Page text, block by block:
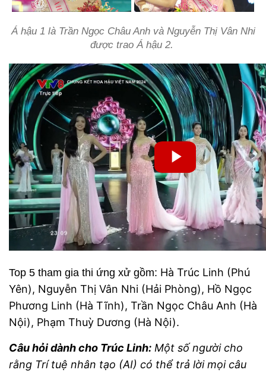
Á hậu 1 là Trần Ngọc Châu Anh và Nguyễn Thị Vân Nhi
được trao Á hậu 2.
Top 5 tham gia thi ứng xử gồm: Hà Trúc Linh (Phú
Yên), Nguyễn Thị Vân Nhi (Hải Phòng), Hồ Ngọc
Phương Linh (Hà Tĩnh), Trần Ngọc Châu Anh (Hà
Nội), Phạm Thuỳ Dương (Hà Nội).
Câu hỏi dành cho Trúc Linh: Một số người cho
rằng Trí tuệ nhân tạo (AI) có thể trả lời mọi câu